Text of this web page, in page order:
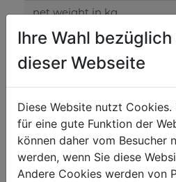
net weight in kg
gross weight in kg
packaging height in mm
packaging width in mm
packaging length in mm
Ihre Wahl
dieser Webseite
Diese Website nutzt
für eine gute Funktion der
können daher vom Besucher
werden, wenn Sie diese
Andere Cookies werden von